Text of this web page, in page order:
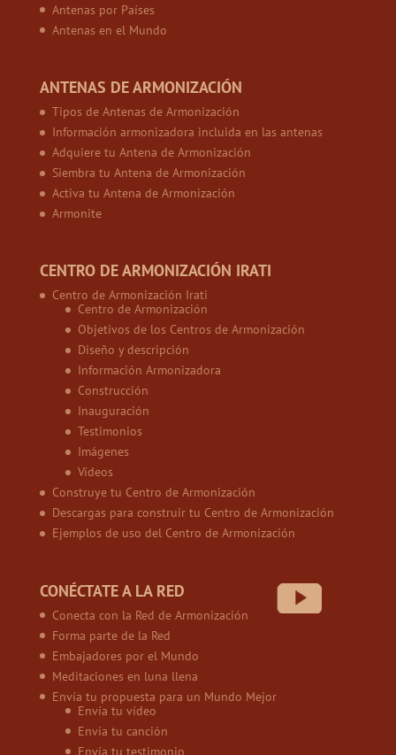
Antenas por Países
Antenas en el Mundo
ANTENAS DE ARMONIZACIÓN
Tipos de Antenas de Armonización
Información armonizadora incluida en las antenas
Adquiere tu Antena de Armonización
Siembra tu Antena de Armonización
Activa tu Antena de Armonización
Armonite
CENTRO DE ARMONIZACIÓN IRATI
Centro de Armonización Irati
Centro de Armonización
Objetivos de los Centros de Armonización
Diseño y descripción
Información Armonizadora
Construcción
Inauguración
Testimonios
Imágenes
Vídeos
Construye tu Centro de Armonización
Descargas para construir tu Centro de Armonización
Ejemplos de uso del Centro de Armonización
CONÉCTATE A LA RED
Conecta con la Red de Armonización
Forma parte de la Red
Embajadores por el Mundo
Meditaciones en luna llena
Envía tu propuesta para un Mundo Mejor
Envía tu vídeo
Envía tu canción
Envía tu testimonio